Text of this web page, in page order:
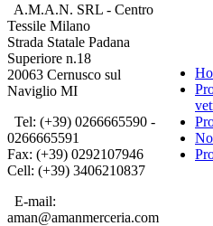
A.M.A.N. SRL - Centro
Tessile Milano
Strada Statale Padana
Superiore n.18
20063 Cernusco sul
Naviglio MI
Tel: (+39) 0266665590 -
0266665591
Fax: (+39) 0292107946
Cell: (+39) 3406210837
E-mail:
aman@amanmerceria.com